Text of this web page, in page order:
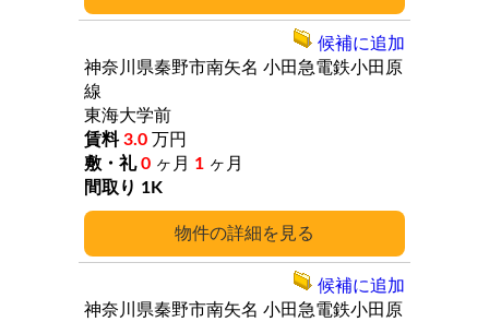
詳細
神奈川県秦野市南矢名 小田急電鉄小田原
線
東海大学前
3.0 万円
0 ヶ月 1 ヶ月
1K
候補に追加
神奈川県秦野市南矢名 小田急電鉄小田原
候補に追加